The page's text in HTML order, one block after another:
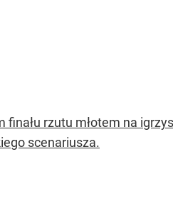
rzutu młotem na
scenariusza.